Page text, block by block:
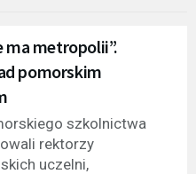
ma metropolii”.
pomorskim
szkolnictwa
rektorzy
uczelni,